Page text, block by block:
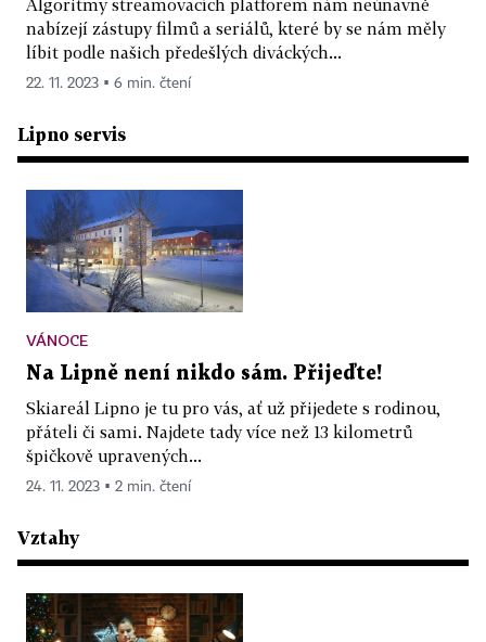
Algoritmy streamovacích platforem nám neúnavně
nabízejí zástupy filmů a seriálů, které by se nám měly
líbit podle našich předešlých diváckých...
22. 11. 2023 ▪ 6 min. čtení
Lipno servis
VÁNOCE
Na Lipně není nikdo sám. Přijeďte!
Skiareál Lipno je tu pro vás, ať už přijedete s rodinou,
přáteli či sami. Najdete tady více než 13 kilometrů
špičkově upravených...
24. 11. 2023 ▪ 2 min. čtení
Vztahy